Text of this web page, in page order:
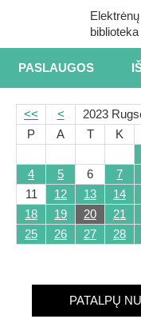
Elektrėnų
biblioteka
PASLAUGOS
<< < 2023
P
A T K
4
5 6 7
11
12 13 14
18
19 20 21
25
26 27 28
PATALPŲ